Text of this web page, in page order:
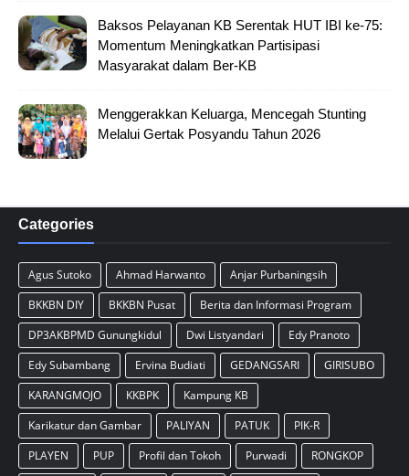
Baksos Pelayanan KB Serentak HUT IBI ke-75:
Momentum Meningkatkan Partisipasi
Masyarakat dalam Ber-KB
Menggerakkan Keluarga, Mencegah Stunting
Melalui Gertak Posyandu Tahun 2026
Categories
Agus Sutoko Ahmad Harwanto
Anjar Purbaningsih
BKKBN DIY
BKKBN Pusat
Berita dan Informasi Program
DP3AKBPMD Gunungkidul
Dwi Listyandari
Edy Pranoto
Edy Subambang
Ervina Budiati GEDANGSARI
GIRISUBO
KARANGMOJO
KKBPK
Kampung KB
Karikatur dan Gambar
PALIYAN PATUK
PIK-R
PLAYEN
PUP Profil dan Tokoh Purwadi
RONGKOP